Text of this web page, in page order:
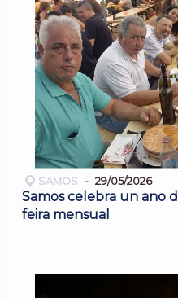
SAMOS 29/05/2026
Samos celebra un ano
feira mensual